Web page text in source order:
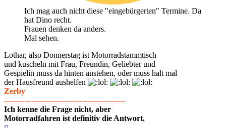
Ich mag auch nicht diese "eingebürgerten" Termine. Da
hat Dino recht.
Frauen denken da anders.
Mal sehen.
Lothar, also Donnerstag ist Motorradstammtisch
und kuscheln mit Frau, Freundin, Geliebter und
Gespielin muss da hinten anstehen, oder muss halt mal
der Hausfreund aushelfen
Zerby
------------------------------------------------
Ich kenne die Frage nicht, aber
Motorradfahren ist definitiv die Antwort.